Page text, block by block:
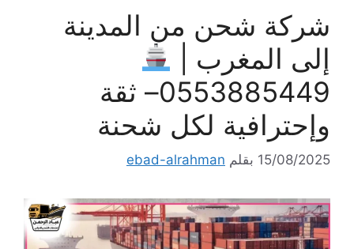
شركة شحن من المدينة
إلى المغرب |
0553885449– ثقة
وإحترافية لكل شحنة
15/08/2025 بقلم ebad-alrahman